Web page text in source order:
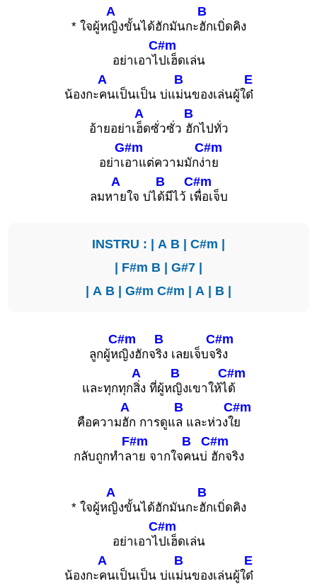
* ใจผู้ห
A
ญิงขั้นได้ฮักมันกะ
B
ฮักเบิ่ดคิง
อย่าเอาไ
C#m
ปเฮ็ดเล่น
น้องกะ
A
คนเป็นเป็น บ่แ
B
ม่นของเล่นผู้ใ
E
ด๋
อ้ายอย่าเ
A
ฮ็ดซั่วซั่ว
B
ฮักไปทั่ว
อย่าเ
G#m
อาแต่ความมักง่
C#m
าย
ลมห
A
ายใจ บ่ไ
B
ด้มีไว้ เ
C#m
พื่อเจ็บ
INSTRU : | A B | C#m |
| F#m B | G#7 |
| A B | G#m C#m | A | B |
ลูกผู้ห
C#m
ญิงฮักจ
B
ริง เลยเจ็บจ
C#m
ริง
และทุกทุก
A
สิ่ง ที่ผู้ห
B
ญิงเขาให้ไ
C#m
ด้
คือความ
A
ฮัก การดูแ
B
ล และห่วงใ
C#m
ย
กลับถูกทำล
F#m
าย จากใจ
B
คนบ่
C#m
ฮักจริง
* ใจผู้ห
A
ญิงขั้นได้ฮักมันกะ
B
ฮักเบิ่ดคิง
อย่าเอาไ
C#m
ปเฮ็ดเล่น
น้องกะ
A
คนเป็นเป็น บ่แ
B
ม่นของเล่นผู้ใ
E
ด๋